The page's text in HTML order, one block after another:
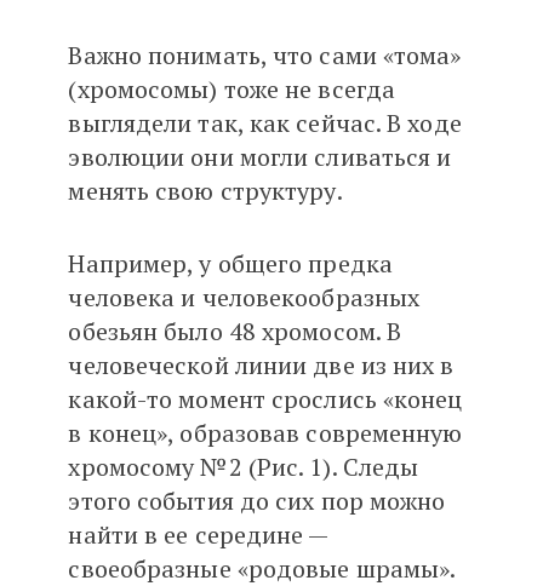
Важно понимать, что сами «тома»
(хромосомы) тоже не всегда
выглядели так, как сейчас. В ходе
эволюции они могли сливаться и
менять свою структуру.
Например, у общего предка
человека и человекообразных
обезьян было 48 хромосом. В
человеческой линии две из них в
какой-то момент срослись «конец
в конец», образовав современную
хромосому №2 (Рис. 1). Следы
этого события до сих пор можно
найти в ее середине —
своеобразные «родовые шрамы».